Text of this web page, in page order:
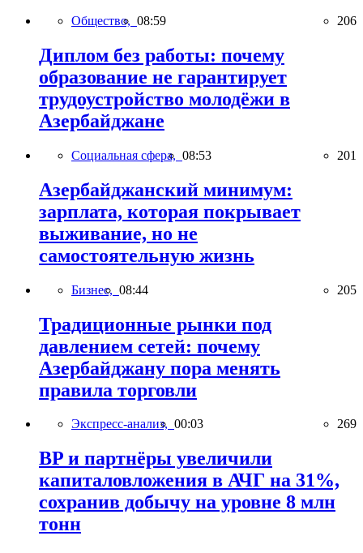
Общество, 08:59 206
Диплом без работы: почему
образование не гарантирует
трудоустройство молодёжи в
Азербайджане
Социальная сфера, 08:53 201
Азербайджанский минимум:
зарплата, которая покрывает
выживание, но не
самостоятельную жизнь
Бизнес, 08:44 205
Традиционные рынки под
давлением сетей: почему
Азербайджану пора менять
правила торговли
Экспресс-анализ, 00:03 269
BP и партнёры увеличили
капиталовложения в АЧГ на 31%,
сохранив добычу на уровне 8 млн
тонн